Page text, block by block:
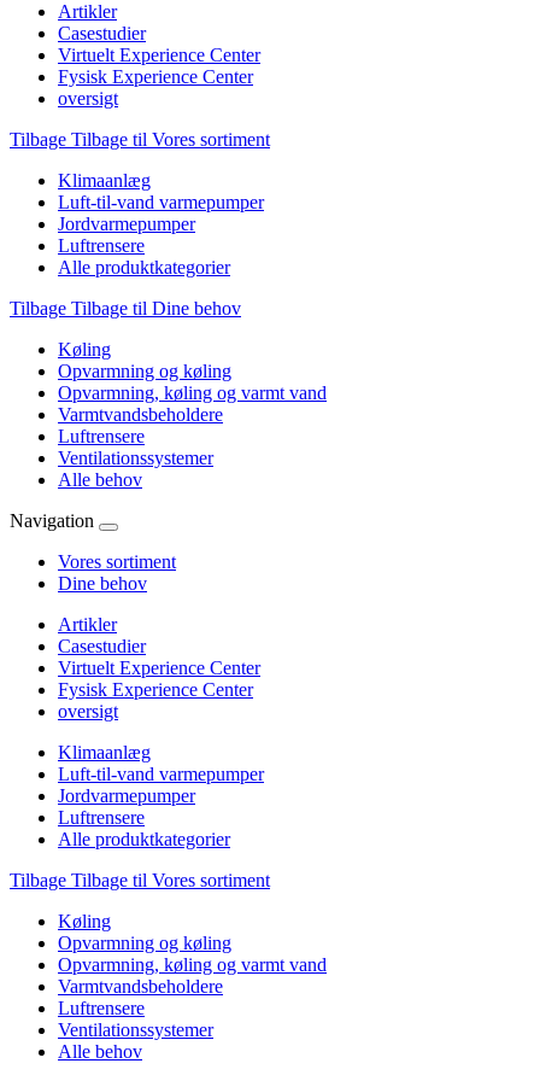
Artikler
Casestudier
Virtuelt Experience Center
Fysisk Experience Center
oversigt
Tilbage Tilbage til Vores sortiment
Klimaanlæg
Luft-til-vand varmepumper
Jordvarmepumper
Luftrensere
Alle produktkategorier
Tilbage Tilbage til Dine behov
Køling
Opvarmning og køling
Opvarmning, køling og varmt vand
Varmtvandsbeholdere
Luftrensere
Ventilationssystemer
Alle behov
Navigation
Vores sortiment
Dine behov
Artikler
Casestudier
Virtuelt Experience Center
Fysisk Experience Center
oversigt
Klimaanlæg
Luft-til-vand varmepumper
Jordvarmepumper
Luftrensere
Alle produktkategorier
Tilbage Tilbage til Vores sortiment
Køling
Opvarmning og køling
Opvarmning, køling og varmt vand
Varmtvandsbeholdere
Luftrensere
Ventilationssystemer
Alle behov